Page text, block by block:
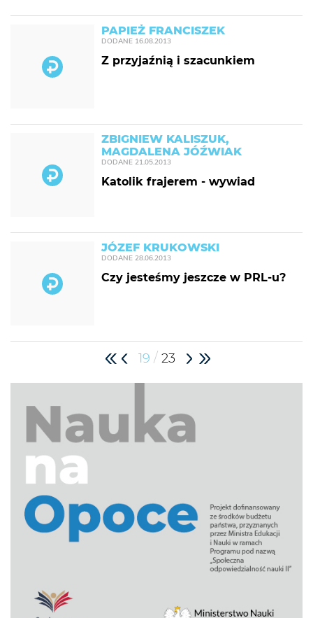
PAPIEŻ FRANCISZEK
DODANE 16.08.2013
Z przyjaźnią i szacunkiem
ZBIGNIEW KALISZUK,
MAGDALENA JÓŹWIAK
DODANE 21.05.2013
Katolik frajerem - wywiad
JÓZEF KRUKOWSKI
DODANE 28.06.2013
Czy jesteśmy jeszcze w PRL-u?
19 / 23